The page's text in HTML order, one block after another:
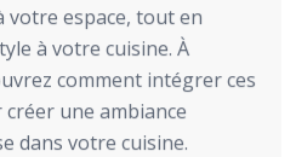
votre espace, tout en
à votre cuisine. À
comment intégrer ces
une ambiance
dans votre cuisine.